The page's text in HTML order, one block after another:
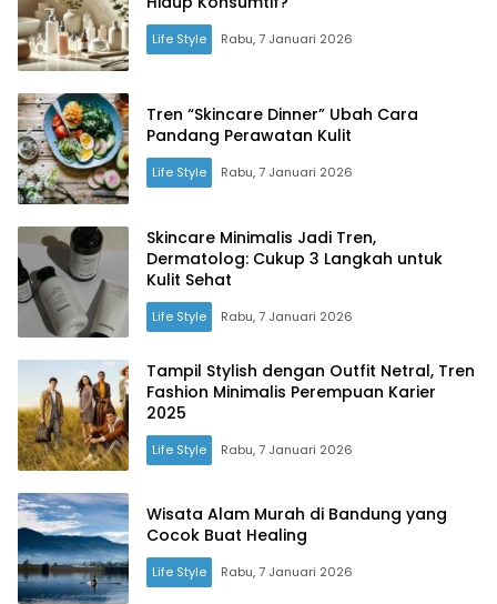
Life Style Rabu, 7 Januari 2026
Tren “Skincare Dinner” Ubah Cara
Pandang Perawatan Kulit
Life Style Rabu, 7 Januari 2026
Skincare Minimalis Jadi Tren,
Dermatolog: Cukup 3 Langkah untuk
Kulit Sehat
Life Style Rabu, 7 Januari 2026
Tampil Stylish dengan Outfit Netral, Tren
Fashion Minimalis Perempuan Karier
2025
Life Style Rabu, 7 Januari 2026
Wisata Alam Murah di Bandung yang
Cocok Buat Healing
Life Style Rabu, 7 Januari 2026